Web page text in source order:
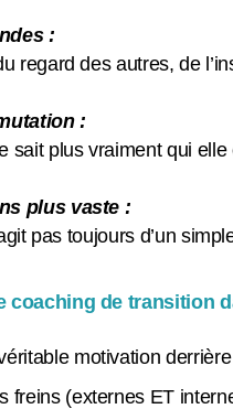
:
regard des autres, de
:
sait plus vraiment qui
plus vaste :
pas toujours d’un
coaching de transition
motivation
freins (externes ET